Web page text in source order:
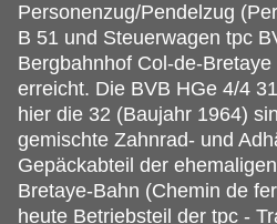
Personenzug/Pendelzug
B 51 und Steuerwagen tpc
Bergbahnhof Col-de-Bretaye
erreicht. Die BVB HGe 4/4
hier die 32 (Baujahr 1964)
gemischte Zahnrad- und
Gepäckabteil der
Bretaye-Bahn (Chemin de
heute Betriebsteil der tpc -